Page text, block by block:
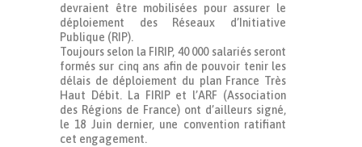
devraient être mobilisées pour assurer le
déploiement des Réseaux d’Initiative
Publique (RIP).
Toujours selon la FIRIP, 40 000 salariés seront
formés sur cinq ans afin de pouvoir tenir les
délais de déploiement du plan France Très
Haut Débit. La FIRIP et l’ARF (Association
des Régions de France) ont d’ailleurs signé,
le 18 Juin dernier, une convention ratifiant
cet engagement.